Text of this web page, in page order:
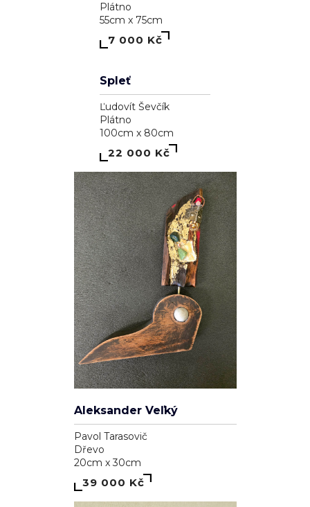
Dominika Brynzej
Plátno
55cm x 75cm
7 000 Kč
Genesis
Dominika Brynzej
Plátno
55cm x 75cm
7 000 Kč